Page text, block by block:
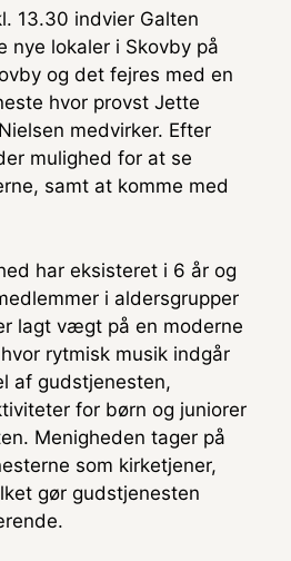
13.30 indvier Galten
nye lokaler i Skovby på
og det fejres med en
hvor provst Jette
medvirker. Efter
mulighed for at se
samt at komme med
har eksisteret i 6 år og
i aldersgrupper
lagt vægt på en moderne
rytmisk musik indgår
af gudstjenesten,
for børn og juniorer
Menigheden tager på
som kirketjener,
gør gudstjenesten